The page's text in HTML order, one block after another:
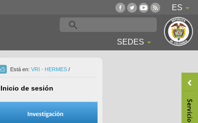
ES
SEDES
Está en: VRI - HERMES /
Inicio de sesión